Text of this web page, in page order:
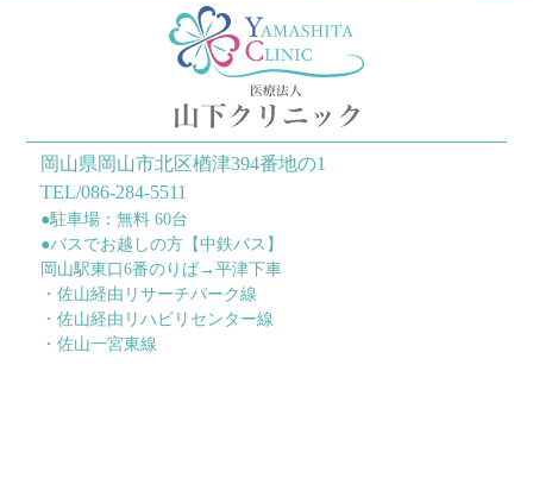
岡山県岡山市北区楢津394番地の1
TEL/086-284-5511
●駐車場：無料 60台
●バスでお越しの方【中鉄バス】
岡山駅東口6番のりば→平津下車
・佐山経由リサーチパーク線
・佐山経由リハビリセンター線
・佐山一宮東線